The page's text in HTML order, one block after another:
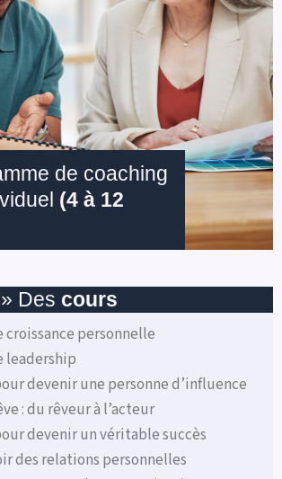
de coaching
(4 à 12
croissance personnelle
leadership
devenir une personne d’influence
: du rêveur à l’acteur
devenir un véritable succès
des relations personnelles
Des cours